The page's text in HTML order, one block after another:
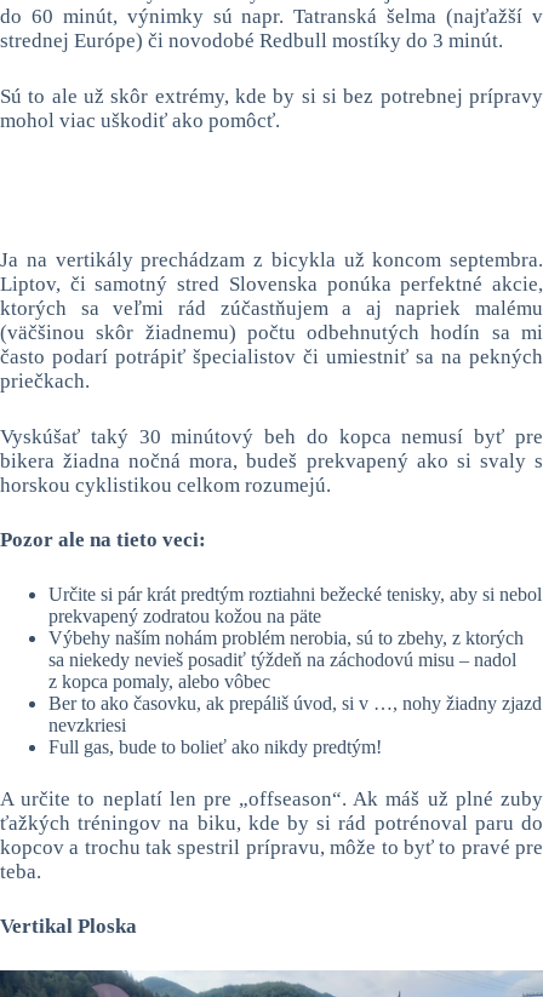
do 60 minút, výnimky sú napr. Tatranská šelma (najťažší v
strednej Európe) či novodobé Redbull mostíky do 3 minút.
Sú to ale už skôr extrémy, kde by si si bez potrebnej prípravy
mohol viac uškodiť ako pomôcť.
Ja na vertikály prechádzam z bicykla už koncom septembra.
Liptov, či samotný stred Slovenska ponúka perfektné akcie,
ktorých sa veľmi rád zúčastňujem a aj napriek malému
(väčšinou skôr žiadnemu) počtu odbehnutých hodín sa mi
často podarí potrápiť špecialistov či umiestniť sa na pekných
priečkach.
Vyskúšať taký 30 minútový beh do kopca nemusí byť pre
bikera žiadna nočná mora, budeš prekvapený ako si svaly s
horskou cyklistikou celkom rozumejú.
Pozor ale na tieto veci:
Určite si pár krát predtým roztiahni bežecké tenisky, aby si nebol
prekvapený zodratou kožou na päte
Výbehy naším nohám problém nerobia, sú to zbehy, z ktorých
sa niekedy nevieš posadiť týždeň na záchodovú misu – nadol
z kopca pomaly, alebo vôbec
Ber to ako časovku, ak prepáliš úvod, si v …, nohy žiadny zjazd
nevzkriesi
Full gas, bude to bolieť ako nikdy predtým!
A určite to neplatí len pre „offseason“. Ak máš už plné zuby
ťažkých tréningov na biku, kde by si rád potrénoval paru do
kopcov a trochu tak spestril prípravu, môže to byť to pravé pre
teba.
Vertikal Ploska